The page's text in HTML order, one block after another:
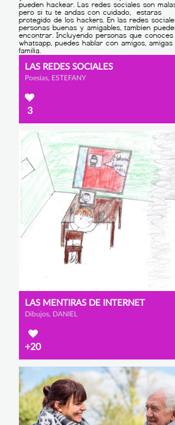
LAS REDES SOCIALES
Poesías, ESTEFANY
3
LAS MENTIRAS DE INTERNET
Dibujos, DANIEL
+20